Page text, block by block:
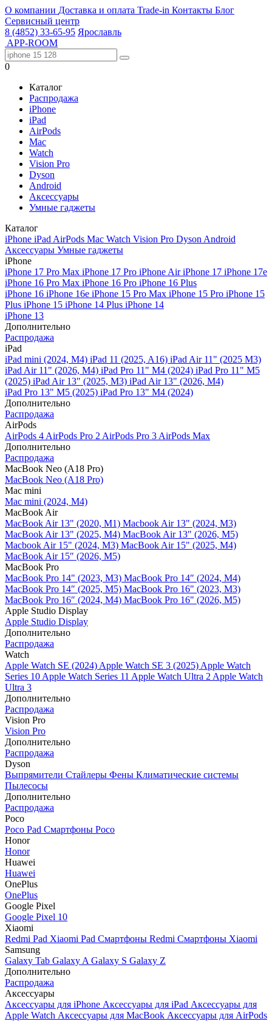
О компании Доставка и оплата Trade-in Контакты Блог
Сервисный центр
8 (4852) 33-65-95 Ярославль
APP-ROOM
0
Каталог
Распродажа
iPhone
iPad
AirPods
Mac
Watch
Vision Pro
Dyson
Android
Аксессуары
Умные гаджеты
Каталог
iPhone iPad AirPods Mac Watch Vision Pro Dyson Android
Аксессуары Умные гаджеты
iPhone
iPhone 17 Pro Max iPhone 17 Pro iPhone AiriPhone 17 iPhone 17e
iPhone 16 Pro Max iPhone 16 Pro iPhone 16 Plus
iPhone 16 iPhone 16e iPhone 15 Pro Max iPhone 15 Pro iPhone 15
Plus iPhone 15 iPhone 14 Plus iPhone 14
iPhone 13
Дополнительно
Распродажа
iPad
iPad mini (2024, M4) iPad 11 (2025, A16) iPad Air 11" (2025 M3)
iPad Air 11" (2026, M4) iPad Pro 11" M4 (2024) iPad Pro 11" M5
(2025) iPad Air 13" (2025, M3) iPad Air 13" (2026, M4)
iPad Pro 13" M5 (2025) iPad Pro 13" M4 (2024)
Дополнительно
Распродажа
AirPods
AirPods 4 AirPods Pro 2 AirPods Pro 3 AirPods Max
Дополнительно
Распродажа
MacBook Neo (A18 Pro)
MacBook Neo (A18 Pro)
Mac mini
Mac mini (2024, M4)
MacBook Air
MacBook Air 13" (2020, M1) Macbook Air 13" (2024, M3)
MacBook Air 13" (2025, M4) MacBook Air 13″ (2026, M5)
Macbook Air 15" (2024, M3) MacBook Air 15" (2025, M4)
MacBook Air 15″ (2026, M5)
MacBook Pro
MacBook Pro 14" (2023, M3) MacBook Pro 14″ (2024, M4)
MacBook Pro 14″ (2025, M5) MacBook Pro 16" (2023, M3)
MacBook Pro 16″ (2024, M4) MacBook Pro 16" (2026, M5)
Apple Studio Display
Apple Studio Display
Дополнительно
Распродажа
Watch
Apple Watch SE (2024) Apple Watch SE 3 (2025) Apple Watch
Series 10 Apple Watch Series 11 Apple Watch Ultra 2 Apple Watch
Ultra 3
Дополнительно
Распродажа
Vision Pro
Vision Pro
Дополнительно
Распродажа
Dyson
Выпрямители Стайлеры Фены Климатические системы
Пылесосы
Дополнительно
Распродажа
Poco
Poco Pad Смартфоны Poco
Honor
Honor
Huawei
Huawei
OnePlus
OnePlus
Google Pixel
Google Pixel 10
Xiaomi
Redmi Pad Xiaomi Pad Смартфоны Redmi Смартфоны Xiaomi
Samsung
Galaxy Tab Galaxy A Galaxy S Galaxy Z
Дополнительно
Распродажа
Аксессуары
Аксессуары для iPhone Аксессуары для iPad Аксессуары для
Apple Watch Аксессуары для MacBook Аксессуары для AirPods